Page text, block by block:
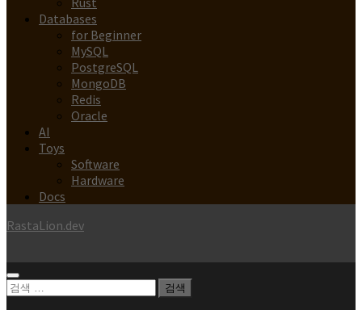
Databases
for Beginner
MySQL
PostgreSQL
MongoDB
Redis
Oracle
AI
Toys
Software
Hardware
Docs
RastaLion.dev
검